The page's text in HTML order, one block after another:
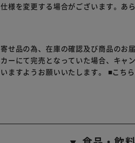
様を変更する場合がございます。あ
せ品の為、在庫の確認及び商品のお
ーにて完売となっていた場合、キャ
ますようお願いいたします。 ■こち